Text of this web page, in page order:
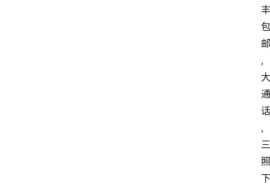
丰
包
邮
,
大
通
话
,
三
照
下